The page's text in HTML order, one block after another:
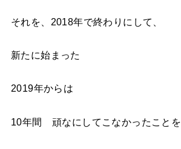
それを、2018年で終わりにして、
新たに始まった
2019年からは
10年間 頑なにしてこなかったことを